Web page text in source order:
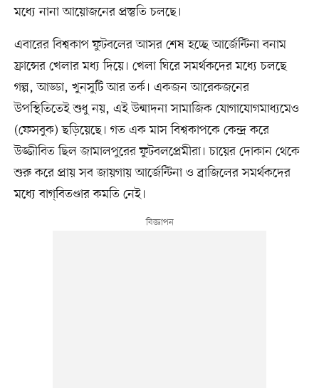
মধ্যে নানা আয়োজনের প্রস্তুতি চলছে।
এবারের বিশ্বকাপ ফুটবলের আসর শেষ হচ্ছে আর্জেন্টিনা বনাম
ফ্রান্সের খেলার মধ্য দিয়ে। খেলা ঘিরে সমর্থকদের মধ্যে চলছে
গল্প, আড্ডা, খুনসুটি আর তর্ক। একজন আরেকজনের
উপস্থিতিতেই শুধু নয়, এই উন্মাদনা সামাজিক যোগাযোগমাধ্যমেও
(ফেসবুক) ছড়িয়েছে। গত এক মাস বিশ্বকাপকে কেন্দ্র করে
উজ্জীবিত ছিল জামালপুরের ফুটবলপ্রেমীরা। চায়ের দোকান থেকে
শুরু করে প্রায় সব জায়গায় আর্জেন্টিনা ও ব্রাজিলের সমর্থকদের
মধ্যে বাগ্‌বিতণ্ডার কমতি নেই।